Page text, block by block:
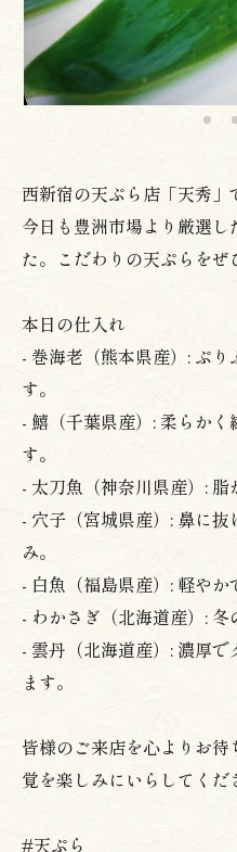
西新宿の天ぷら店「天秀」
今日も豊洲市場より厳選
た。こだわりの天ぷらをぜ
本日の仕入れ
- 巻海老（熊本県産）: ぷ
す。
- 鱚（千葉県産）: 柔らか
す。
- 太刀魚（神奈川県産）: 脂
- 穴子（宮城県産）: 鼻に
み。
- 白魚（福島県産）: 軽やか
- わかさぎ（北海道産）: 冬
- 雲丹（北海道産）: 濃厚
ます。
皆様のご来店を心よりお
覚を楽しみにいらしてくだ
#天ぷら